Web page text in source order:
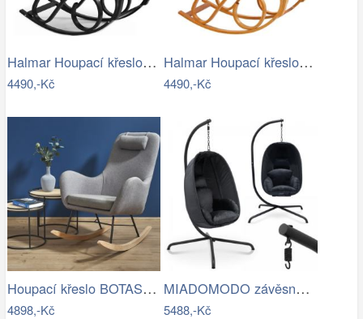
Halmar Houpací křeslo MAX BIS 95x52 cm…
4490,-Kč
Halmar Houpací křeslo MAX BIS 95x52 cm…
4490,-Kč
Houpací křeslo BOTAS Halmar
4898,-Kč
MIADOMODO závěsné houpací křeslo…
5488,-Kč